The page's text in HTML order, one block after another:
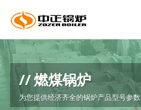
燃煤锅炉
为您提供经济齐全的锅炉产品型号参数